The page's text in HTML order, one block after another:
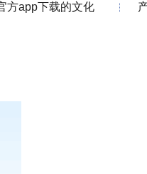
方app下载的文化